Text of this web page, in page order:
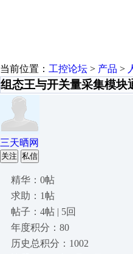
当前位置： 工控论坛 > 产品 >
组态王与开关量采集模块
三天晒网
关注 私信
精华：0帖
求助：1帖
帖子：4帖 | 5回
年度积分：80
历史总积分：1002